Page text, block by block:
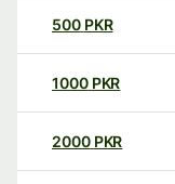
500 PKR
1000 PKR
2000 PKR